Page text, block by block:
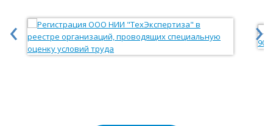
‹ ›